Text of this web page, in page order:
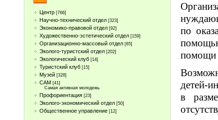
Центр [766]
Научно-технический отдел [323]
Экономико-правовой отдел [92]
Художественно-эстетический отдел [159]
Организационно-массовый отдел [65]
Эколого-туристский отдел [202]
Экологический клуб [14]
Туристcкий клуб [15]
Музей [328]
САМ [41]
Самая активная молодежь
Профориентация [23]
Эколого-экономический отдел [50]
Общественное управление [12]
по
помощи
детей-
в